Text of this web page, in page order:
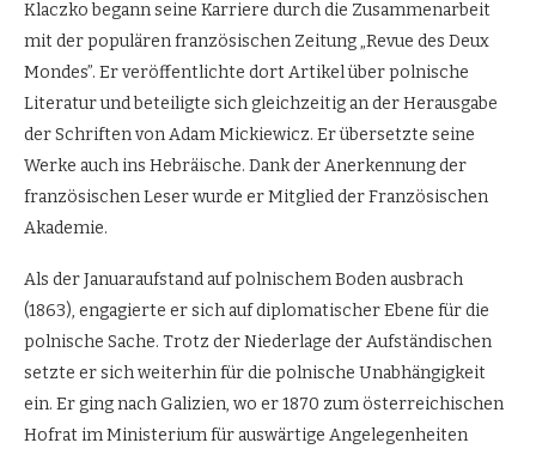
Klaczko begann seine Karriere durch die Zusammenarbeit
mit der populären französischen Zeitung „Revue des Deux
Mondes”. Er veröffentlichte dort Artikel über polnische
Literatur und beteiligte sich gleichzeitig an der Herausgabe
der Schriften von Adam Mickiewicz. Er übersetzte seine
Werke auch ins Hebräische. Dank der Anerkennung der
französischen Leser wurde er Mitglied der Französischen
Akademie.
Als der Januaraufstand auf polnischem Boden ausbrach
(1863), engagierte er sich auf diplomatischer Ebene für die
polnische Sache. Trotz der Niederlage der Aufständischen
setzte er sich weiterhin für die polnische Unabhängigkeit
ein. Er ging nach Galizien, wo er 1870 zum österreichischen
Hofrat im Ministerium für auswärtige Angelegenheiten